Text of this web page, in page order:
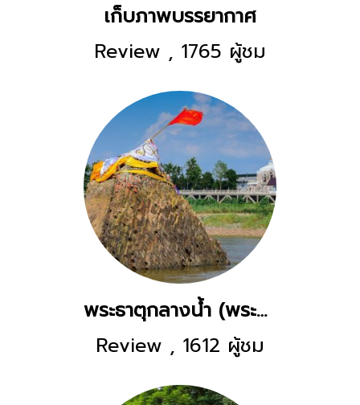
เก็บภาพบรรยากาศ
Review , 1765 ผู้ชม
พระธาตุกลางน้ำ (พระธาตุหล้าหนอง)
Review , 1612 ผู้ชม